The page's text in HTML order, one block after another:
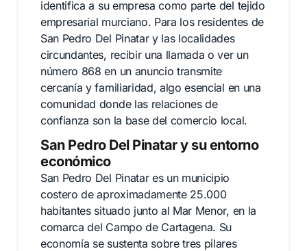
identifica a su empresa como parte del tejido
empresarial murciano. Para los residentes de
San Pedro Del Pinatar y las localidades
circundantes, recibir una llamada o ver un
número 868 en un anuncio transmite
cercanía y familiaridad, algo esencial en una
comunidad donde las relaciones de
confianza son la base del comercio local.
San Pedro Del Pinatar y su entorno
económico
San Pedro Del Pinatar es un municipio
costero de aproximadamente 25.000
habitantes situado junto al Mar Menor, en la
comarca del Campo de Cartagena. Su
economía se sustenta sobre tres pilares